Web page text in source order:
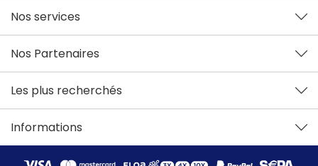
Nos services
Nos Partenaires
Les plus recherchés
Informations